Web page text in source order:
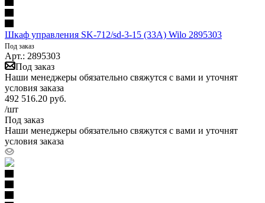
Шкаф управления SK-712/sd-3-15 (33A) Wilo 2895303
Под заказ
Арт.: 2895303
Под заказ
Наши менеджеры обязательно свяжутся с вами и уточнят
условия заказа
492 516.20 руб.
/шт
Под заказ
Наши менеджеры обязательно свяжутся с вами и уточнят
условия заказа